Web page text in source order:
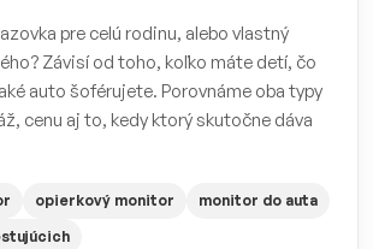
pre celú rodinu, alebo vlastný
Závisí od toho, koľko máte detí, čo
auto šoférujete. Porovnáme oba typy
cenu aj to, kedy ktorý skutočne dáva
opierkový monitor
monitor do auta